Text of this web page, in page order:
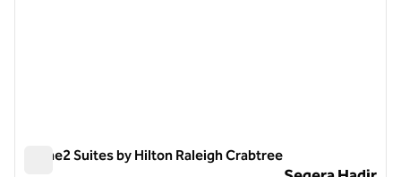
Home2 Suites by Hilton Raleigh Crabtree